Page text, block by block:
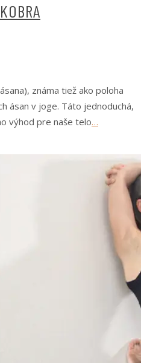
známa tiež ako poloha
ásan v joge. Táto jednoduchá,
výhod pre naše telo…